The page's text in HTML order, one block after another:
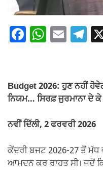
F
e
b
o
o
k
W
s
A
p
p
E T
gr
a
m
Budget 2026: ਹੁਣ ਨਹੀਂ
ਨਿਯਮ… ਸਿਰਫ਼ ਜੁਰਮਾਨਾ ਦੇ ਕੇ
ਨਵੀਂ ਦਿੱਲੀ, 2 ਫਰਵਰੀ 2026
ਕੇਂਦਰੀ ਬਜਟ 2026-27 ਤੋਂ ਮੱਧ
ਆਮਦਨ ਕਰ ਰਾਹਤ ਸੀ। ਜਦੋਂ